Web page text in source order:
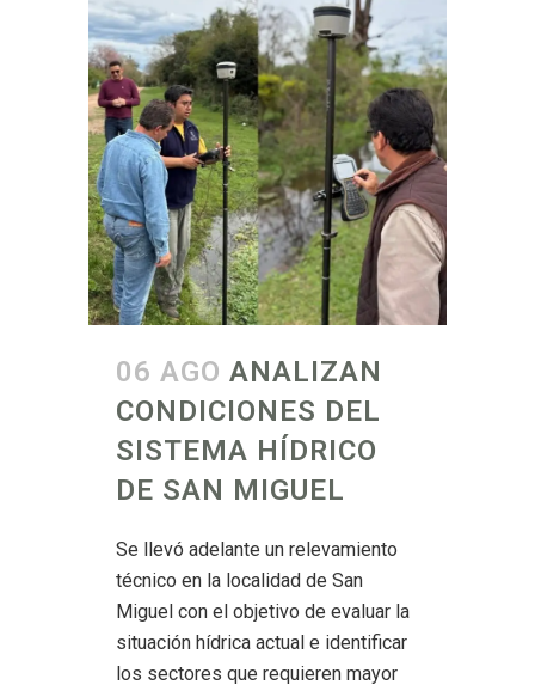
06 AGO ANALIZAN
CONDICIONES DEL
SISTEMA HÍDRICO
DE SAN MIGUEL
Se llevó adelante un relevamiento
técnico en la localidad de San
Miguel con el objetivo de evaluar la
situación hídrica actual e identificar
los sectores que requieren mayor